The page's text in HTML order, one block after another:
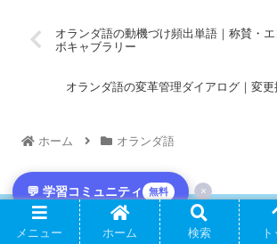
💬 学習コミュニティ 無料 ×
オランダ語の動機づけ頻出単語｜称賛・
ボキャブラリー
オランダ語の変革管理ダイアログ｜変更
ホーム オランダ語
PAGE TOP
メニュー ホーム 検索